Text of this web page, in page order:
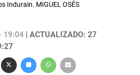
Indurain. MIGUEL OSÉS
19:04 | ACTUALIZADO: 27